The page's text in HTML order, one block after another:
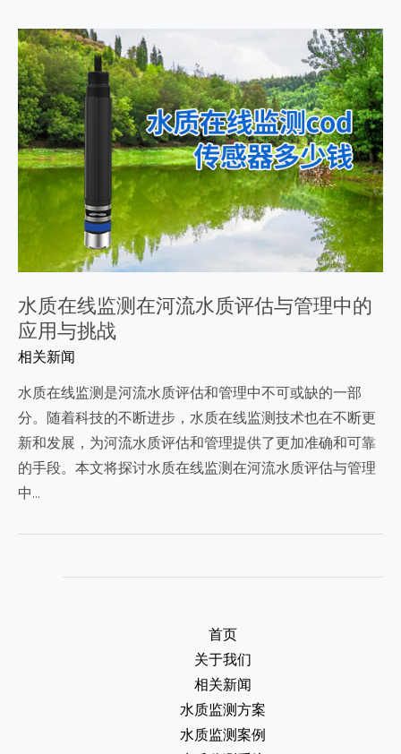
水质在线监测在河流水质评估与管理中的
应用与挑战
相关新闻
水质在线监测是河流水质评估和管理中不可或缺的一部
分。随着科技的不断进步，水质在线监测技术也在不断更
新和发展，为河流水质评估和管理提供了更加准确和可靠
的手段。本文将探讨水质在线监测在河流水质评估与管理
中…
首页
关于我们
相关新闻
水质监测方案
水质监测案例